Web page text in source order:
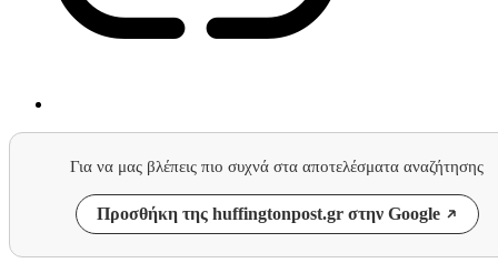
Για να μας βλέπεις πιο συχνά στα αποτελέσματα αναζήτησης
Προσθήκη της huffingtonpost.gr στην Google